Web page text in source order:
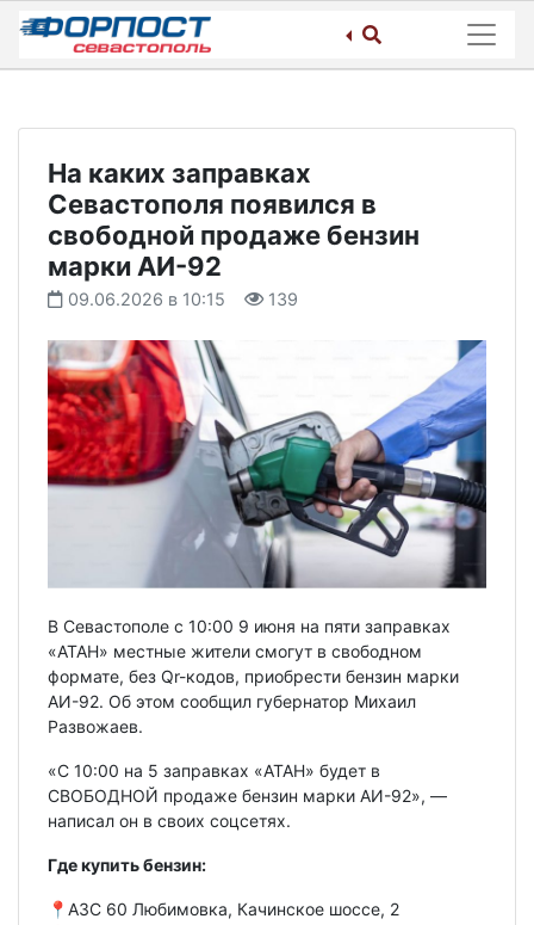
Skip
content
На каких заправках
Севастополя появился в
свободной продаже бензин
марки АИ-92
09.06.2026 в 10:15 139
В Севастополе с 10:00 9 июня на пяти заправках
«АТАН» местные жители смогут в свободном
формате, без Qr-кодов, приобрести бензин марки
АИ-92. Об этом сообщил губернатор Михаил
Развожаев.
«С 10:00 на 5 заправках «АТАН» будет в
СВОБОДНОЙ продаже бензин марки АИ-92», —
написал он в своих соцсетях.
Где купить бензин:
📍АЗС 60 Любимовка, Качинское шоссе, 2